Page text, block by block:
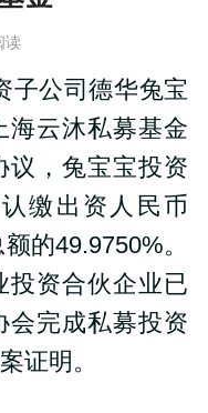
读
子公司德华兔宝
海云沐私募基金
议，兔宝宝投资
缴出资人民币
的49.9750%。
投资合伙企业已
会完成私募投资
证明。